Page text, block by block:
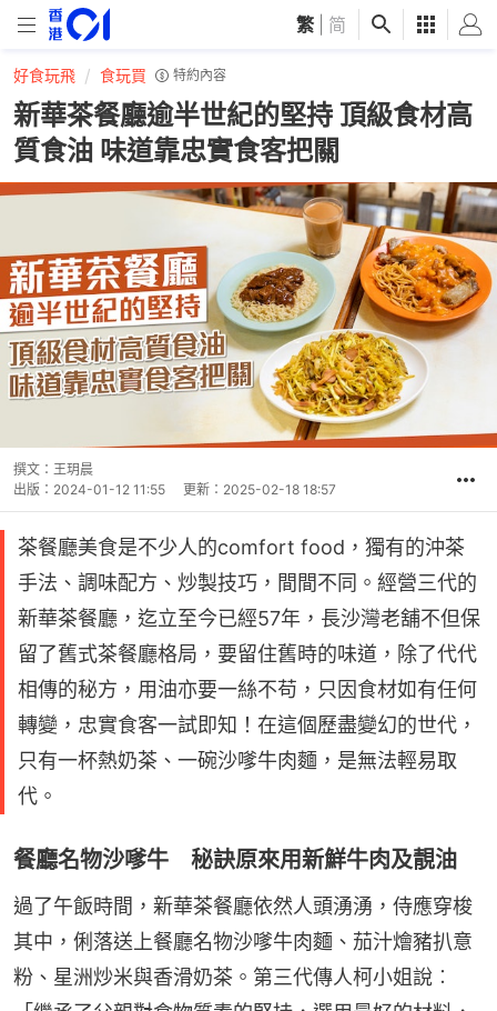
繁 简
好食玩飛 食玩買 特約內容
新華茶餐廳逾半世紀的堅持 頂級食材高
質食油 味道靠忠實食客把關
撰文： 王玥晨
出版： 2024-01-12 11:55 更新： 2025-02-18 18:57
茶餐廳美食是不少人的comfort food，獨有的沖茶
手法、調味配方、炒製技巧，間間不同。經營三代的
新華茶餐廳，迄立至今已經57年，長沙灣老舖不但保
留了舊式茶餐廳格局，要留住舊時的味道，除了代代
相傳的秘方，用油亦要一絲不苟，只因食材如有任何
轉變，忠實食客一試即知！在這個歷盡變幻的世代，
只有一杯熱奶茶、一碗沙嗲牛肉麵，是無法輕易取
代。
餐廳名物沙嗲牛 秘訣原來用新鮮牛肉及靚油
過了午飯時間，新華茶餐廳依然人頭湧湧，侍應穿梭
其中，俐落送上餐廳名物沙嗲牛肉麵、茄汁燴豬扒意
粉、星洲炒米與香滑奶茶。第三代傳人柯小姐說︰